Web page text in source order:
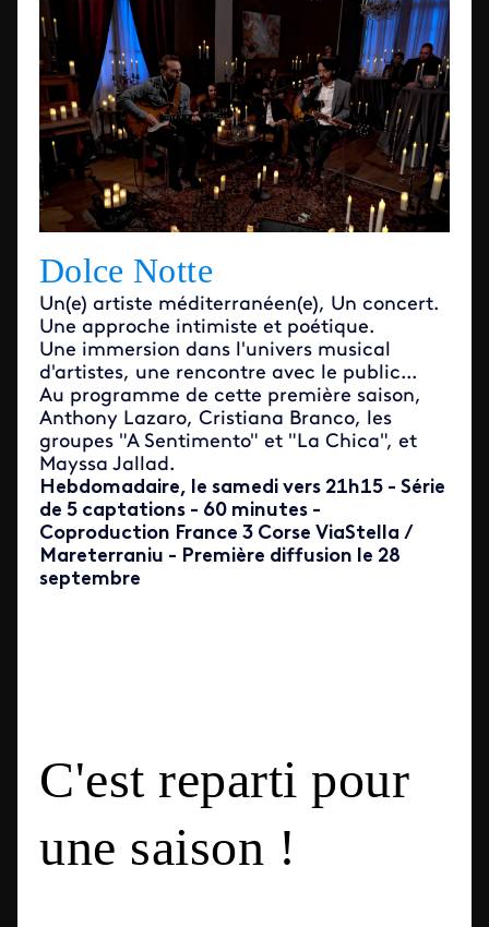
Dolce Notte
Un(e) artiste méditerranéen(e), Un concert.
Une approche intimiste et poétique.
Une immersion dans l'univers musical
d'artistes, une rencontre avec le public...
Au programme de cette première saison,
Anthony Lazaro, Cristiana Branco, les
groupes "A Sentimento" et "La Chica", et
Mayssa Jallad.
Hebdomadaire, le samedi vers 21h15 - Série
de 5 captations - 60 minutes -
Coproduction France 3 Corse ViaStella /
Mareterraniu - Première diffusion le 28
septembre
C'est reparti pour
une saison !